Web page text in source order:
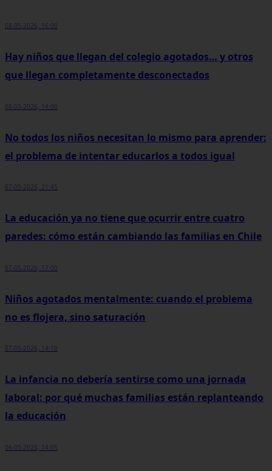
08-05-2026, 16:00
Hay niños que llegan del colegio agotados… y otros
que llegan completamente desconectados
08-05-2026, 14:00
No todos los niños necesitan lo mismo para aprender:
el problema de intentar educarlos a todos igual
07-05-2026, 21:45
La educación ya no tiene que ocurrir entre cuatro
paredes: cómo están cambiando las familias en Chile
07-05-2026, 17:00
Niños agotados mentalmente: cuando el problema
no es flojera, sino saturación
07-05-2026, 14:10
La infancia no debería sentirse como una jornada
laboral: por qué muchas familias están replanteando
la educación
06-05-2026, 14:05